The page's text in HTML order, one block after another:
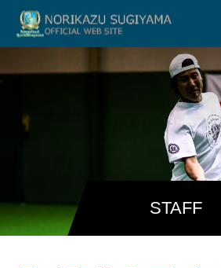
STAFF